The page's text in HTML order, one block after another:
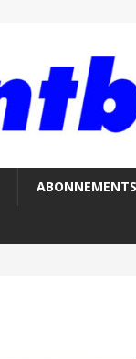
ABONNEMENTS